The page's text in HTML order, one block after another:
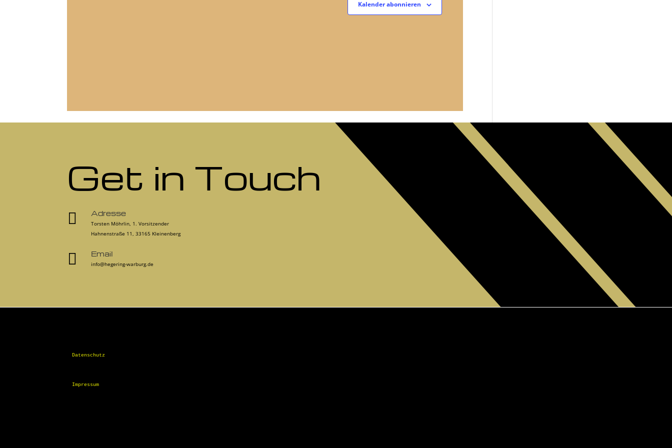
Kalender abonnieren
Get in Touch
 Adresse
Torsten Möhrlin, 1. Vorsitzender
Hahnenstraße 11, 33165 Kleinenberg
 Email
info@hegering-warburg.de
Datenschutz
Impressum